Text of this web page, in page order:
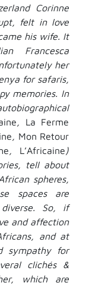
Corinne
felt in love
his wife. It
Francesca
her
for safaris,
memories. In
, La Ferme
, Mon Retour
, L’Africaine)
tell about
spheres,
spaces are
So, if
and affection
and at
sympathy for
clichés &
which are